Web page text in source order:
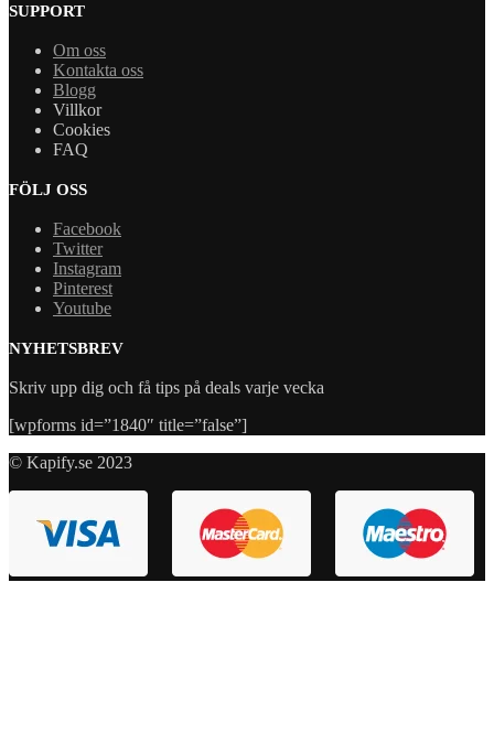
SUPPORT
Om oss
Kontakta oss
Blogg
Villkor
Cookies
FAQ
FÖLJ OSS
Facebook
Twitter
Instagram
Pinterest
Youtube
NYHETSBREV
Skriv upp dig och få tips på deals varje vecka
[wpforms id=”1840″ title=”false”]
© Kapify.se 2023